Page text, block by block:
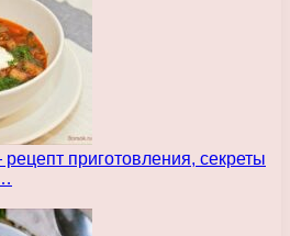
приготовления, секреты